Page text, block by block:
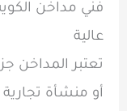
فني مداخن
عالية
تعتبر المداخن
أو منشأة